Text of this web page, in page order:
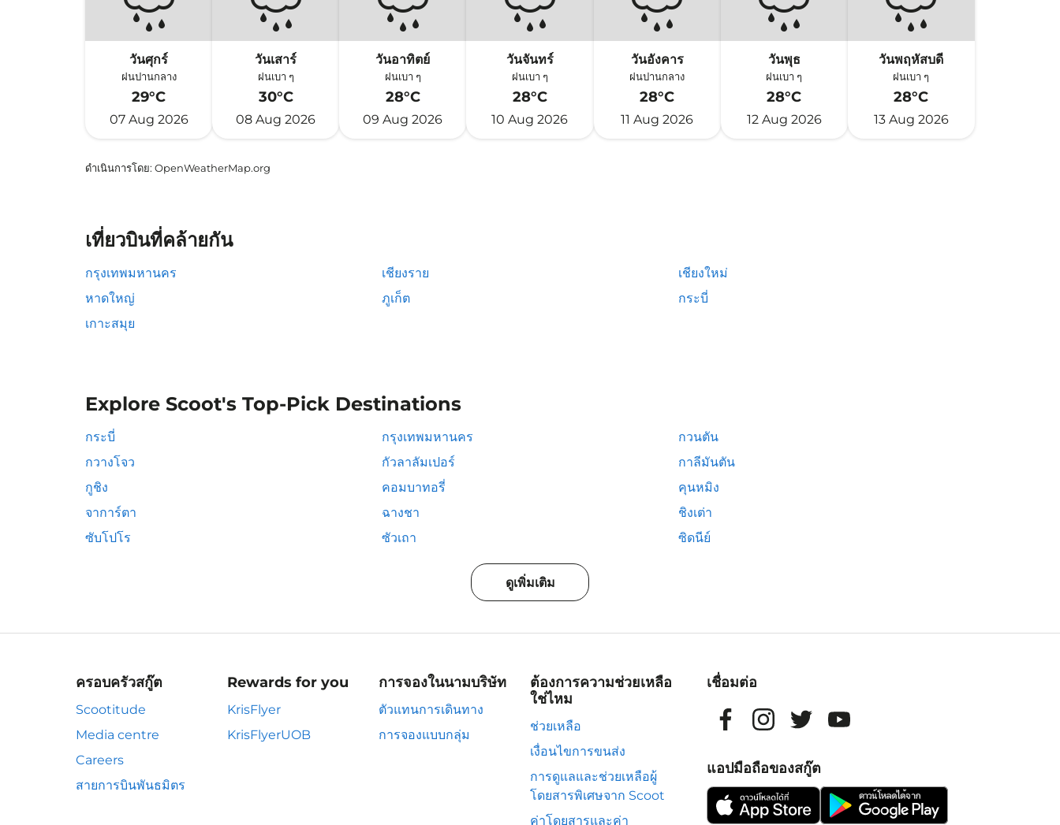
วันศุกร์
ฝนปานกลาง
29°C
07 Aug 2026
วันเสาร์
ฝนเบา ๆ
30°C
08 Aug 2026
วันอาทิตย์
ฝนเบา ๆ
28°C
09 Aug 2026
วันจันทร์
ฝนเบา ๆ
28°C
10 Aug 2026
วันอังคาร
ฝนปานกลาง
28°C
11 Aug 2026
วันพุธ
ฝนเบา ๆ
28°C
12 Aug 2026
วันพฤหัสบดี
ฝนเบา ๆ
28°C
13 Aug 2026
ดำเนินการโดย: OpenWeatherMap.org
เที่ยวบินที่คล้ายกัน
กรุงเทพมหานคร เชียงราย
เชียงใหม่
หาดใหญ่
ภูเก็ต
กระบี่
เกาะสมุย
Explore Scoot's Top-Pick Destinations
กระบี่ กรุงเทพมหานคร
กวนตัน
กวางโจว
กัวลาลัมเปอร์
กาลีมันตัน
กูชิง
คอมบาทอรี่
คุนหมิง
จาการ์ตา
ฉางชา
ชิงเต่า
ซับโปโร
ซัวเถา ซิดนีย์
ดูเพิ่มเติม
ครอบครัวสกู๊ต
Scootitude
Media centre
Careers
สายการบินพันธมิตร
Rewards for you
KrisFlyer
KrisFlyerUOB
การจองในนามบริษัท
ตัวแทนการเดินทาง
การจองแบบกลุ่ม
ต้องการความช่วยเหลือ
ใช่ไหม
ช่วยเหลือ
เงื่อนไขการขนส่ง
การดูแลและช่วยเหลือผู้
โดยสารพิเศษจาก Scoot
ค่าโดยสารและค่า
เชื่อมต่อ
แอปมือถือของสกู๊ต